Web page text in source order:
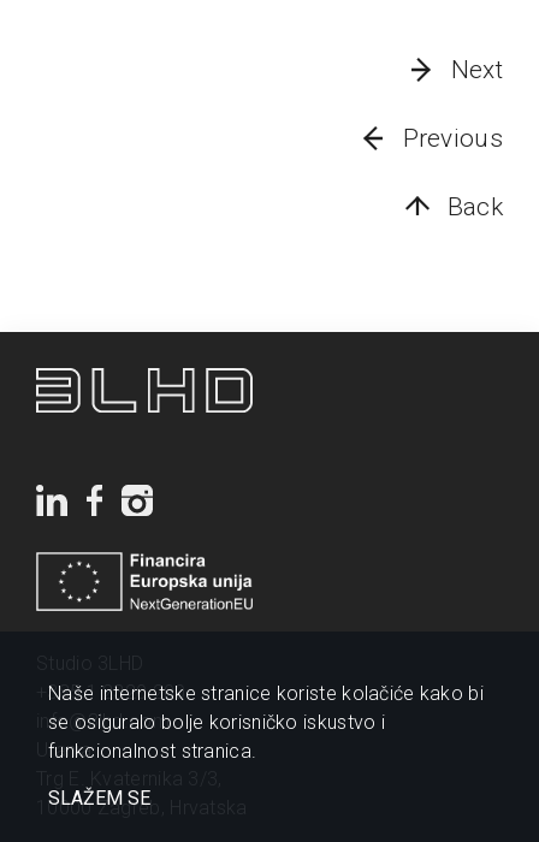
Next
Previous
Back
+385 1 2320 200
info@3lhd.com
Urania
10000 Zagreb, Hrvatska
Naše internetske stranice koriste kolačiće kako bi
se osiguralo bolje korisničko iskustvo i
funkcionalnost stranica.
SLAŽEM SE